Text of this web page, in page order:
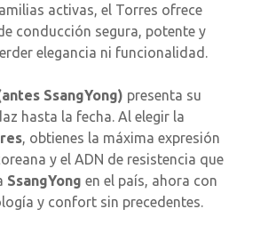
activas, el Torres ofrece
conducción segura, potente y
elegancia ni funcionalidad.
SsangYong) presenta su
hasta la fecha. Al elegir la
, obtienes la máxima expresión
y el ADN de resistencia que
SsangYong en el país, ahora con
y confort sin precedentes.